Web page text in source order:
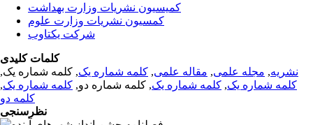
کمیسیون نشریات وزارت بهداشت
کمسیون نشریات وزارت علوم
شرکت یکتاوب
کلمات کلیدی
نشریه, مجله علمی, مقاله علمی, کلمه شماره یک, کلمه شماره یک,
کلمه شماره یک, کلمه شماره یک, کلمه شماره دو, کلمه شماره یک,
کلمه دو
نظرسنجی